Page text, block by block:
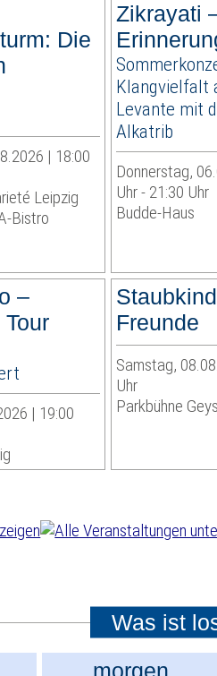
Die
| 18:00
Leipzig
Bistro
Zikrayati
Klangvielfalt
Levante mit
Alkatrib
Donnerstag,
Uhr - 21:30 Uhr
Budde-Haus
–
Tour
| 19:00
Freunde
Samstag,
Uhr
Parkbühne
Was ist
morgen